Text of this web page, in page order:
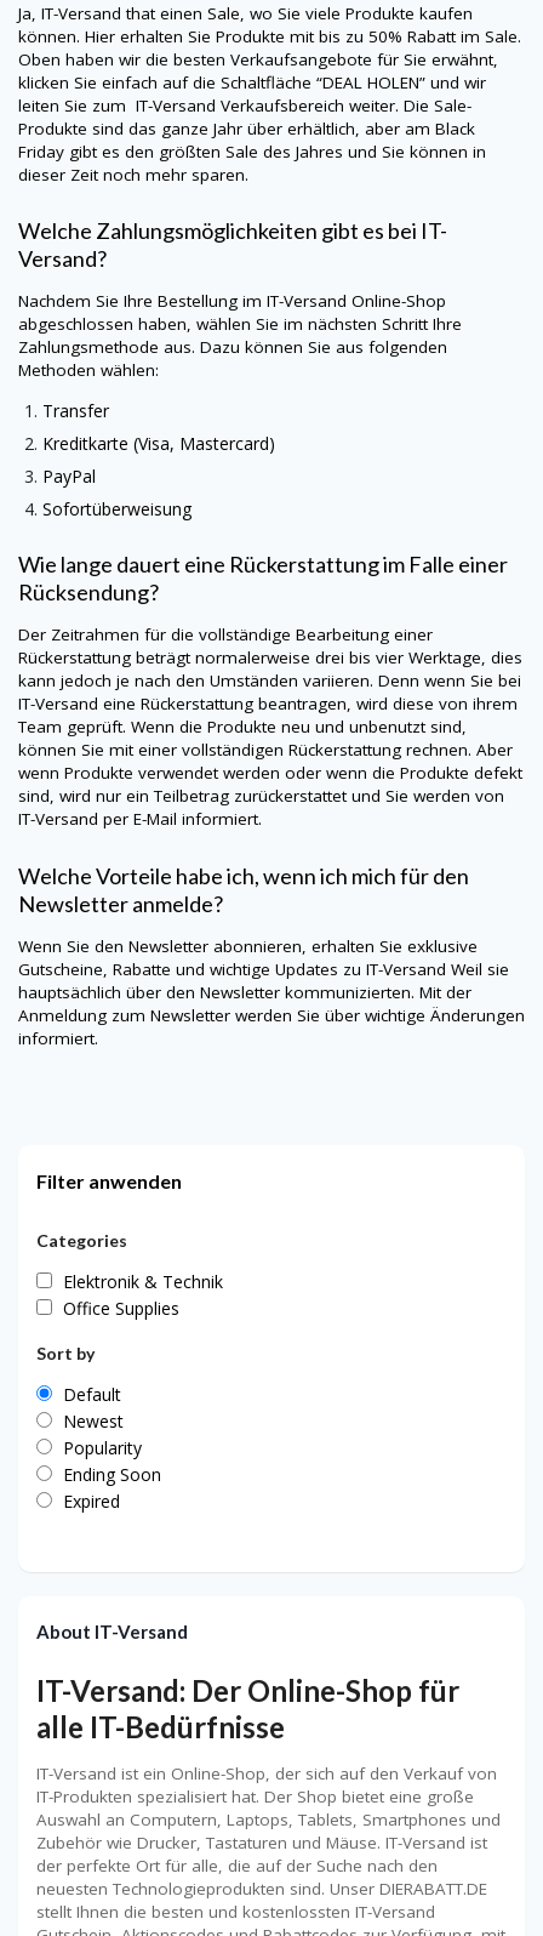
Ja, IT-Versandthat einen Sale, wo Sie viele Produkte kaufen
können. Hier erhalten Sie Produkte mit bis zu 50% Rabatt im Sale.
Oben haben wir die besten Verkaufsangebote für Sie erwähnt,
klicken Sie einfach auf die Schaltfläche “DEAL HOLEN” und wir
leiten Sie zum IT-Versand Verkaufsbereich weiter. Die Sale-
Produkte sind das ganze Jahr über erhältlich, aber am Black
Friday gibt es den größten Sale des Jahres und Sie können in
dieser Zeit noch mehr sparen.
Welche Zahlungsmöglichkeiten gibt es bei IT-
Versand?
Nachdem Sie Ihre Bestellung im IT-Versand Online-Shop
abgeschlossen haben, wählen Sie im nächsten Schritt Ihre
Zahlungsmethode aus. Dazu können Sie aus folgenden
Methoden wählen:
Transfer
Kreditkarte (Visa, Mastercard)
PayPal
Sofortüberweisung
Wie lange dauert eine Rückerstattung im Falle einer
Rücksendung?
Der Zeitrahmen für die vollständige Bearbeitung einer
Rückerstattung beträgt normalerweise drei bis vier Werktage, dies
kann jedoch je nach den Umständen variieren. Denn wenn Sie bei
IT-Versand eine Rückerstattung beantragen, wird diese von ihrem
Team geprüft. Wenn die Produkte neu und unbenutzt sind,
können Sie mit einer vollständigen Rückerstattung rechnen. Aber
wenn Produkte verwendet werden oder wenn die Produkte defekt
sind, wird nur ein Teilbetrag zurückerstattet und Sie werden von
IT-Versand per E-Mail informiert.
Welche Vorteile habe ich, wenn ich mich für den
Newsletter anmelde?
Wenn Sie den Newsletter abonnieren, erhalten Sie exklusive
Gutscheine, Rabatte und wichtige Updates zu IT-Versand Weil sie
hauptsächlich über den Newsletter kommunizierten. Mit der
Anmeldung zum Newsletter werden Sie über wichtige Änderungen
informiert.
Filter anwenden
Categories
Elektronik & Technik
Office Supplies
Sort by
Default
Newest
Popularity
Ending Soon
Expired
About IT-Versand
IT-Versand: Der Online-Shop für
alle IT-Bedürfnisse
IT-Versand ist ein Online-Shop, der sich auf den Verkauf von
IT-Produkten spezialisiert hat. Der Shop bietet eine große
Auswahl an Computern, Laptops, Tablets, Smartphones und
Zubehör wie Drucker, Tastaturen und Mäuse. IT-Versand ist
der perfekte Ort für alle, die auf der Suche nach den
neuesten Technologieprodukten sind. Unser DIERABATT.DE
stellt Ihnen die besten und kostenlossten IT-Versand